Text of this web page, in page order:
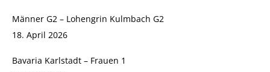
Männer G2 – Lohengrin Kulmbach G2
18. April 2026
Bavaria Karlstadt – Frauen 1